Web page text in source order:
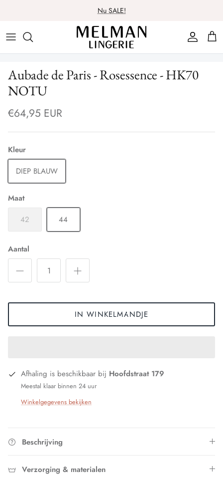
content
Nu SALE!
Lingerie
Nachtmode
Ondergoed
Lingerie
Badmode
Ondergoed
Over ons
Cadeaubon
Wasadvies
Contact
Aubade de Paris - Rosessence - HK70
NOTU
€64,95 EUR
Kleur
DIEP BLAUW
Maat
42
44
Aantal
IN WINKELMANDJE
Afhaling is beschikbaar bij Hoofdstraat 179
Meestal klaar binnen 24 uur
Winkelgegevens bekijken
Beschrijving
Verzorging & materialen